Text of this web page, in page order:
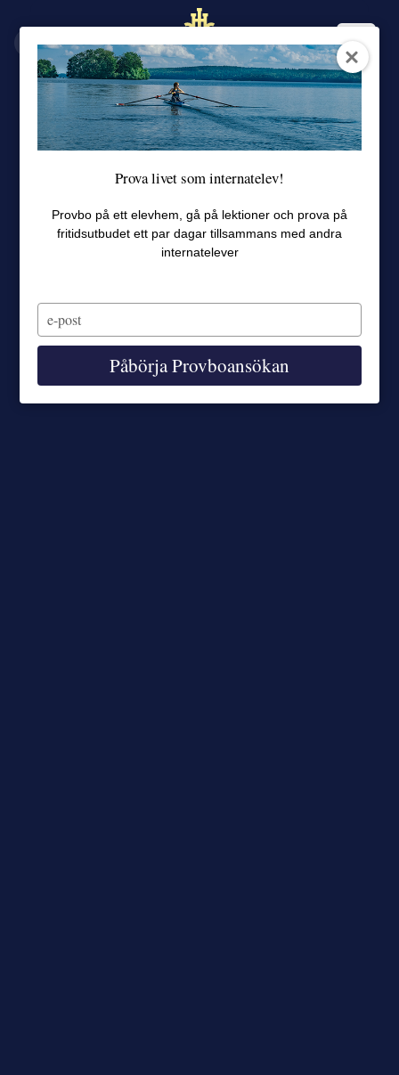
Prova livet som internatelev!
Provbo på ett elevhem, gå på lektioner och prova på
fritidsutbudet ett par dagar tillsammans med andra
internatelever
your
email
Påbörja Provboansökan